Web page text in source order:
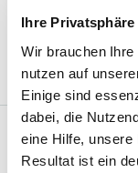
Ihre
Wir brauchen
nutzen auf
Einige sind
dabei, die
eine Hilfe, unsere
Resultat ist ein
Solarwatt